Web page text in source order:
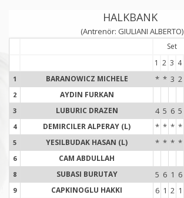
HALKBANK
(Antrenör: GIULIANI ALBERTO)
Set
1 2 3 4
1 BARANOWICZ MICHELE * * 3 2
2 AYDIN FURKAN
3 LUBURIC DRAZEN 4 5 6 5
4 DEMIRCILER ALPERAY (L) * * * *
5 YESILBUDAK HASAN (L) * * * *
6 CAM ABDULLAH
8 SUBASI BURUTAY 5 6 1 6
9 CAPKINOGLU HAKKI 6 1 2 1